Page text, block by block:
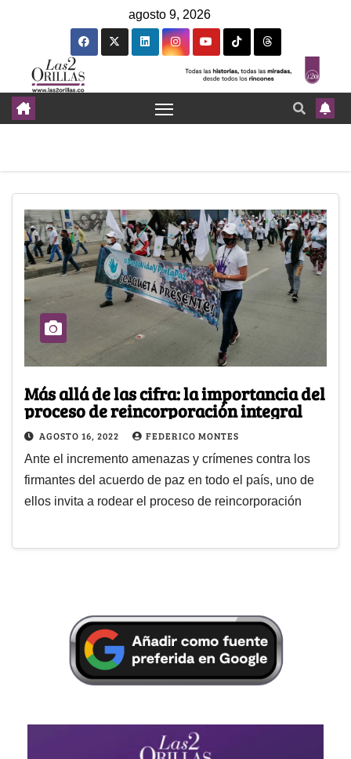
agosto 9, 2026
Más allá de las cifra: la importancia del
proceso de reincorporación integral
AGOSTO 16, 2022 FEDERICO MONTES
Ante el incremento amenazas y crímenes contra los
firmantes del acuerdo de paz en todo el país, uno de
ellos invita a rodear el proceso de reincorporación